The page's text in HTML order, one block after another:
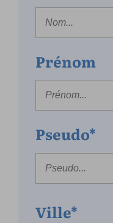
Prénom
Pseudo*
Ville*